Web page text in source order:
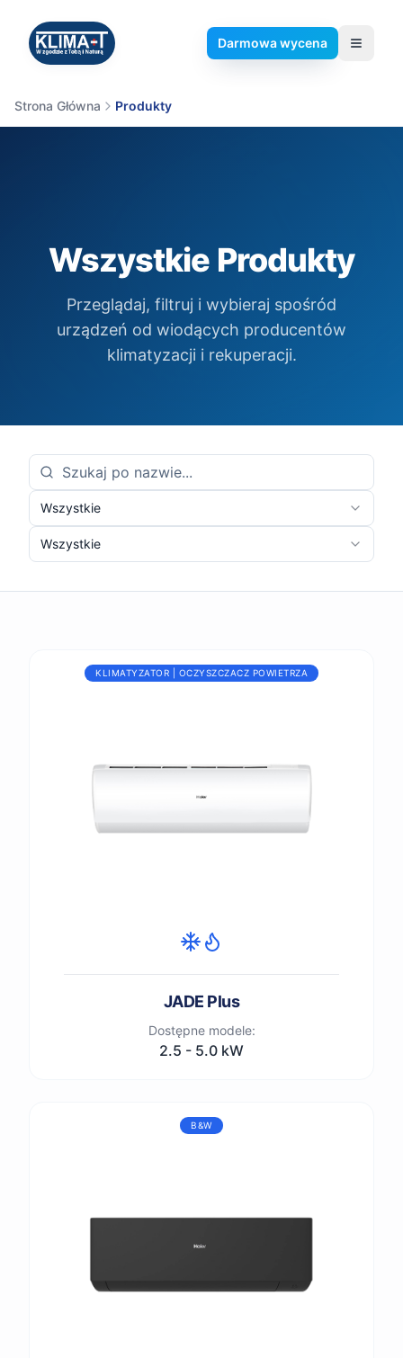
Klima-T
Darmowa wycena
Strona Główna Produkty
Wszystkie Produkty
Przeglądaj, filtruj i wybieraj spośród
urządzeń od wiodących producentów
klimatyzacji i rekuperacji.
Wszystkie
Wszystkie
KLIMATYZATOR | OCZYSZCZACZ POWIETRZA
JADE Plus
Dostępne modele:
2.5 - 5.0 kW
B&W